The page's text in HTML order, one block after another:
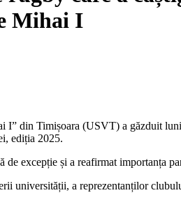
Mihai I
I” din Timișoara (USVT) a găzduit
ediția 2025.
de excepție și a reafirmat importanța
universității, a reprezentanților